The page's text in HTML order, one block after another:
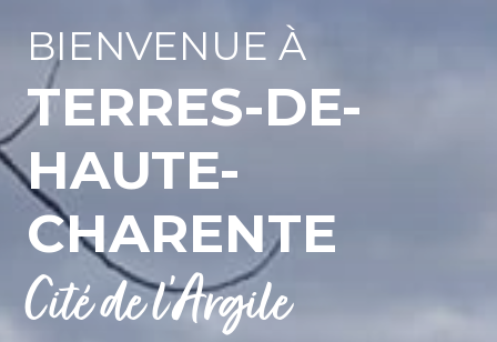
BIENVENUE À
TERRES-DE-
HAUTE-
CHARENTE
Cité de l’Argile